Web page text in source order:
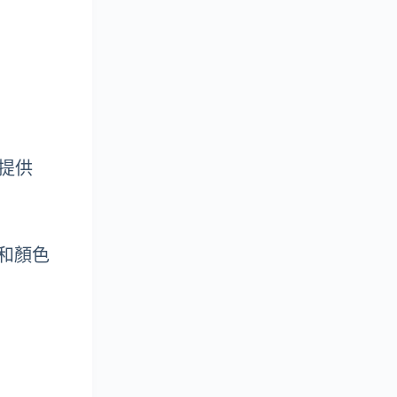
供
顏色